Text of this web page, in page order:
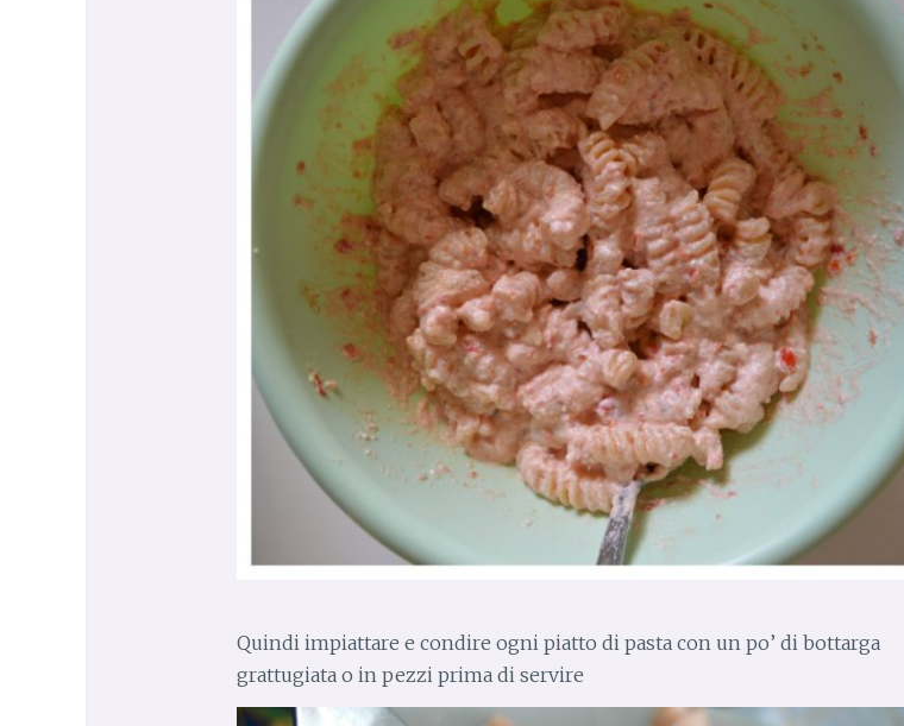
Quindi impiattare e condire ogni piatto di pasta con un po’ di bottarga
grattugiata o in pezzi prima di servire